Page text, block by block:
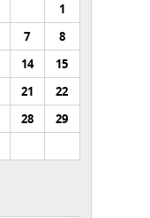
1
7
8
14
15
21
22
28
29